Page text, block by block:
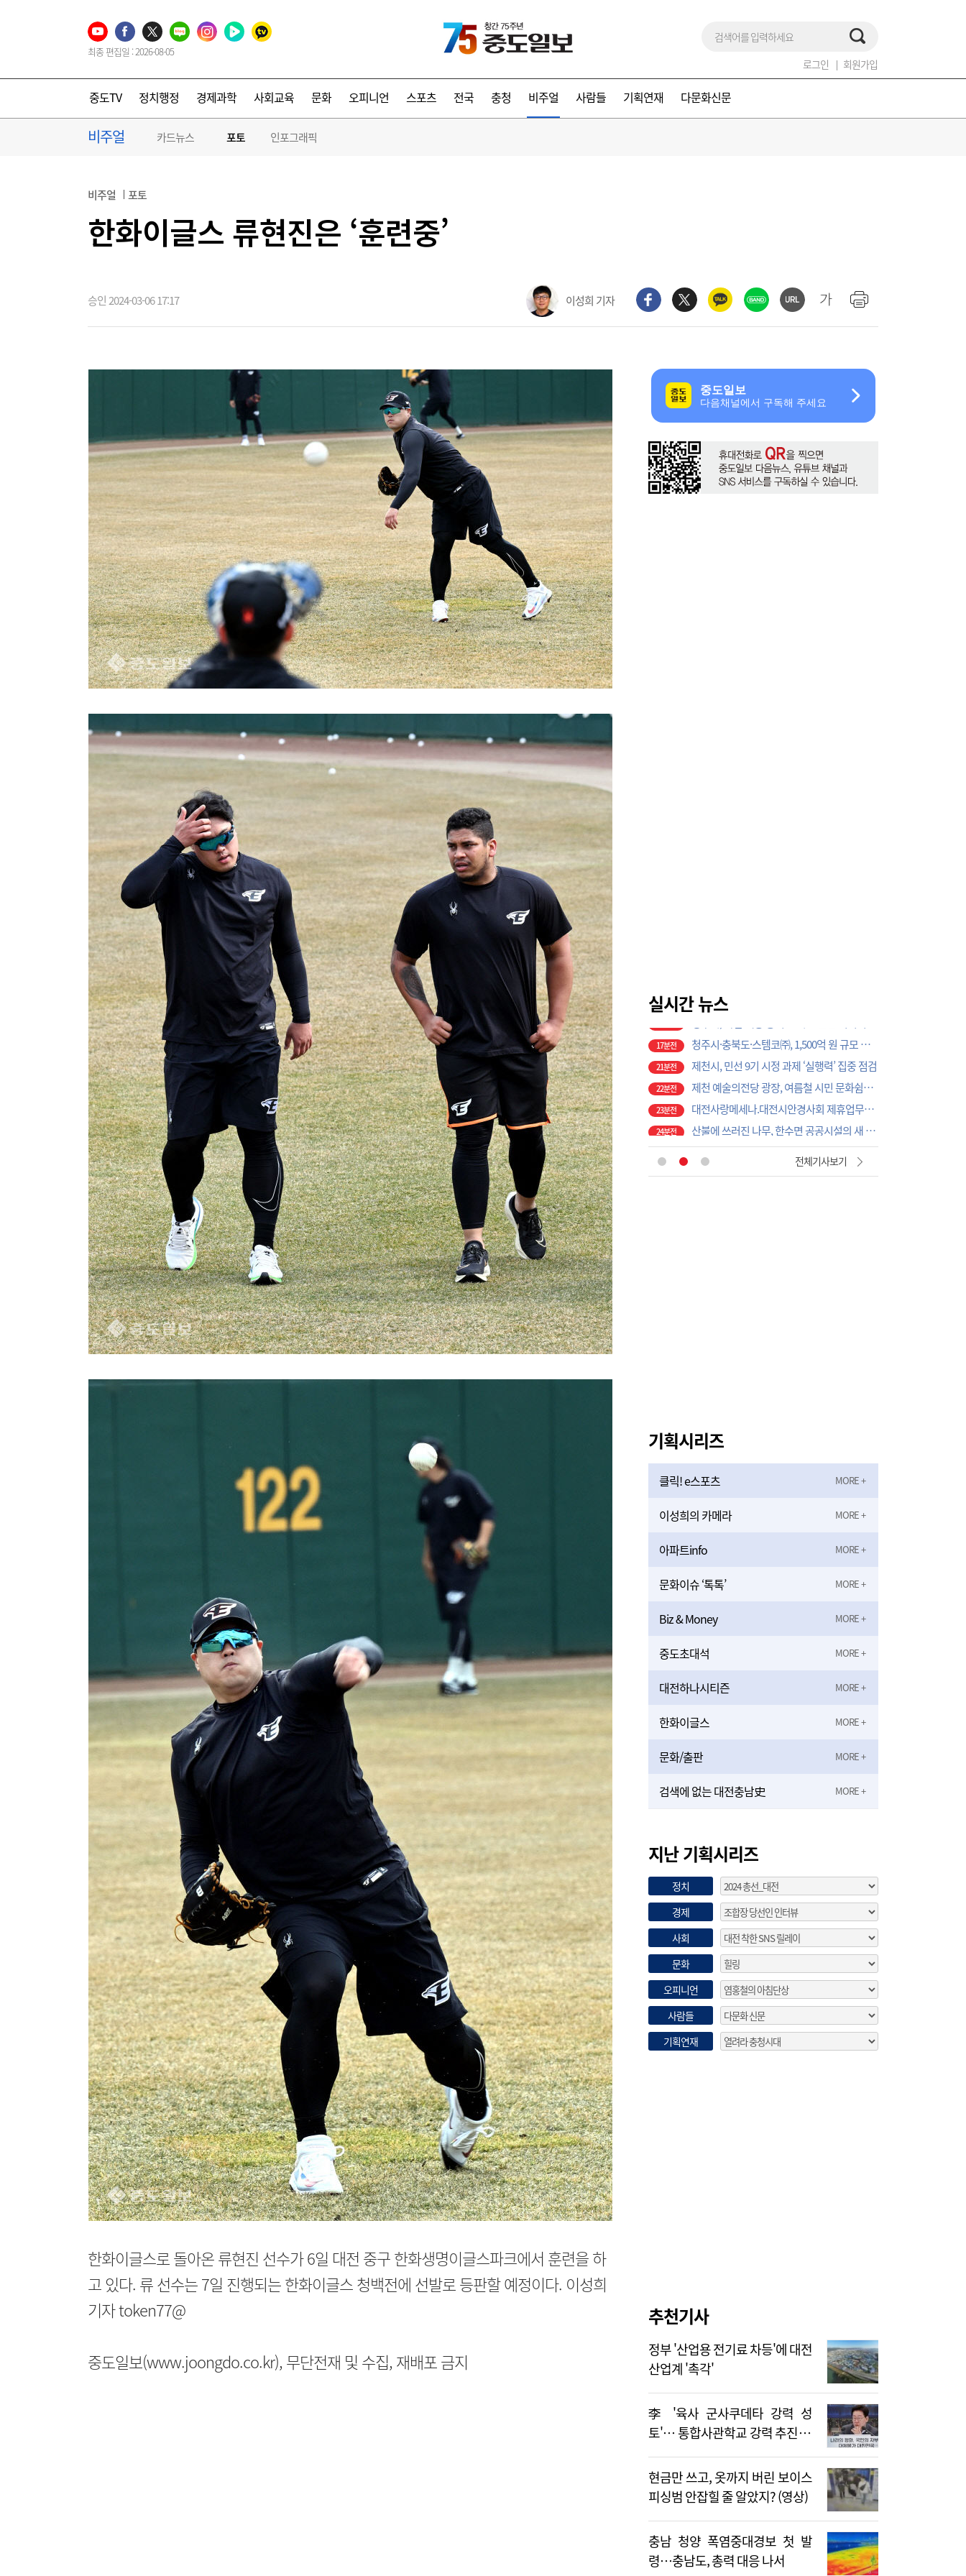
최종 편집일 : 2026-08-05
로그인 회원가입
중도TV 정치행정 경제과학 사회교육 문화 오피니언 스포츠 전국 충청 비주얼 사람들 기획연재 다문화신문
비주얼 카드뉴스 포토 인포그래픽
비주얼 포토
한화이글스 류현진은 ‘훈련중’
승인 2024-03-06 17:17 이성희 기자
한화이글스로 돌아온 류현진 선수가 6일 대전 중구 한화생명이글스파크에서 훈련을 하
고 있다. 류 선수는 7일 진행되는 한화이글스 청백전에 선발로 등판할 예정이다. 이성희
기자 token77@
중도일보(www.joongdo.co.kr), 무단전재 및 수집, 재배포 금지
실시간 뉴스
22분전
24분전
38분전 훈련 실효성 극대화… 논산시, 비상대비태세 전면 점검
44분전 서산시 고북면, 어린이보호구역 교통 신호체계 개선돼야
45분전
45분전
7분전 논산시, ‘2026 마을길 토지 사업’ 이사1리 현장상담소 연다
10분전
전체기사보기
기획시리즈
클릭! e스포츠
이성희의 카메라
아파트info
문화이슈 ‘톡톡’
Biz & Money
중도초대석
대전하나시티즌
한화이글스
문화/출판
검색에 없는 대전충남史
지난 기획시리즈
정치
경제
사회
문화
오피니언
사람들
기획연재
추천기사
정부 '산업용 전기료 차등'에 대전
산업계 '촉각'
李 '육사 군사쿠데타 강력 성
토'… 통합사관학교 강력 추진 지
시
현금만 쓰고, 옷까지 버린 보이스
피싱범 안잡힐 줄 알았지? (영상)
충남 청양 폭염중대경보 첫 발
령…충남도, 총력 대응 나서